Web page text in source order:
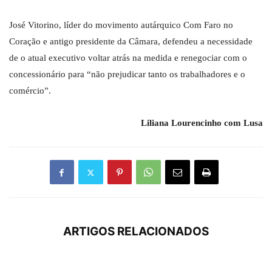
José Vitorino, líder do movimento autárquico Com Faro no
Coração e antigo presidente da Câmara, defendeu a necessidade
de o atual executivo voltar atrás na medida e renegociar com o
concessionário para “não prejudicar tanto os trabalhadores e o
comércio”.
Liliana Lourencinho com Lusa
ARTIGOS RELACIONADOS